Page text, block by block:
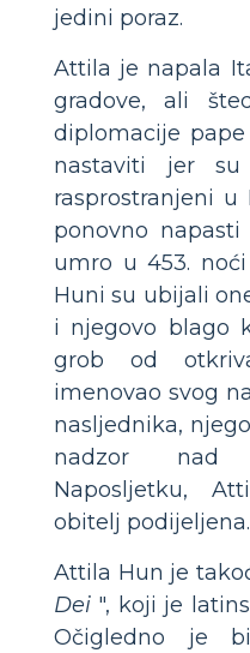
jedini poraz.
Attila je napala
gradove, ali
diplomacije
nastaviti jer
rasprostranjeni
ponovno
umro u 453.
Huni su ubijali
i njegovo blago
grob od
imenovao svog
nasljednika,
nadzor nad
Naposljetku,
obitelj podijeljena.
Attila Hun je
Dei ", koji je
Očigledno je